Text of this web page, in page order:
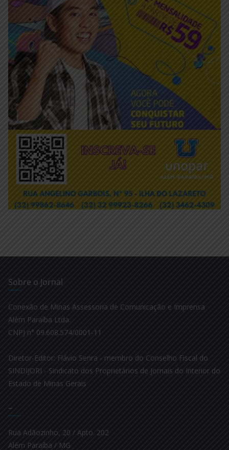
Sobre o Jornal
Conexão de Minas Assessoria de Comunicação e Imprensa
Além Paraíba Ltda.
CNPJ n° 09.608.574/0001-11
Diretor-Editor: Flávio Senra - membro do Conselho Fiscal do
SINDIJORI - Sindicato dos Proprietários de Jornais do Interior do
Estado de Minas Gerais
–
Rua Adãozinho, 20 / Apto. 202
Além Paraíba / MG